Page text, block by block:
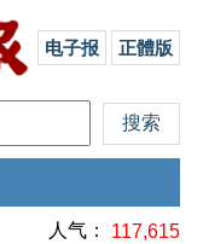
电子报 正體版
人气： 117,615